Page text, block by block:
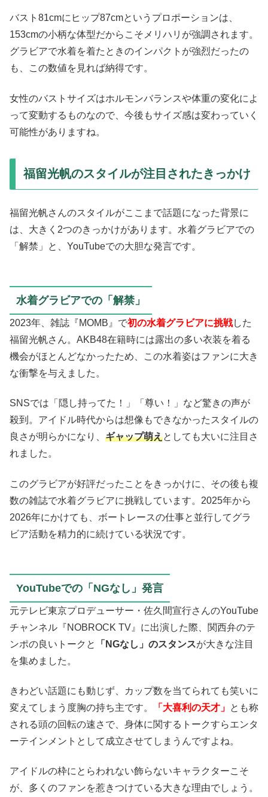
バスト81cmにヒップ87cmというプロポーションは、
153cmの小柄な体型だからこそメリハリが強調されます。
グラビアで水着を着たときのインパクトが強烈だったの
も、この数値を見れば納得です。
女性のバストサイズはホルモンバランスや体重の変化によ
って変動するものなので、今後もサイズ感は変わっていく
可能性がありますね。
福留光帆のスタイルが注目されたきっかけ
福留光帆さんのスタイルがここまで話題になった背景に
は、大きく2つのきっかけがあります。水着グラビアでの
「解禁」と、YouTubeでの大胆な発言です。
水着グラビアでの「解禁」
2023年、雑誌『MOMB』で初の水着グラビアに挑戦した
福留光帆さん。AKB48在籍時には露出の多い衣装を着る
機会がほとんどなかったため、この水着姿はファンに大き
な衝撃を与えました。
SNSでは「隠し持ってた！」「尊い！」など驚きの声が
殺到。アイドル時代からは想像もできなかったスタイルの
良さが明らかになり、 ギャップ萌えとしても大いに注目さ
れました。
このグラビアが好評だったことをきっかけに、その後も複
数の雑誌で水着グラビアに挑戦しています。2025年から
2026年にかけても、ボートレースの仕事と並行してグラ
ビア活動を精力的に続けている状況です。
YouTubeでの「NGなし」発言
元テレビ東京プロデューサー・佐久間宣行さんのYouTube
チャンネル『NOBROCK TV』に出演した際、関西弁のテ
ンポの良いトークと
「NGなし」のスタンスが大きな注目
を集めました。
きわどい話題にも動じず、カップ数を当てられても笑いに
変えてしまう度胸の持ち主です。
「大喜利の天才」 とも称
される頭の回転の速さで、身体に関するトークすらエンタ
ーテインメントとして成立させてしまうんですよね。
アイドルの枠にとらわれない飾らないキャラクターこそ
が、多くのファンを惹きつけている大きな理由でしょう。